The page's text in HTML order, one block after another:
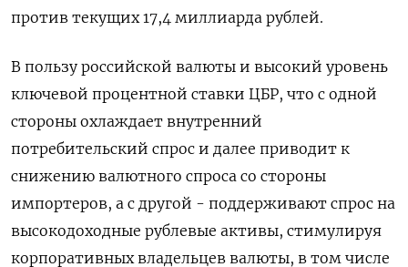
против текущих 17,4 миллиарда рублей.
В пользу российской валюты и высокий уровень
ключевой процентной ставки ‍ЦБР, что с одной
стороны охлаждает внутренний
потребительский спрос и далее приводит к
снижению валютного спроса со стороны
импортеров, а с другой - поддерживают спрос на
высокодоходные рублевые активы, стимулируя
корпоративных владельцев валюты, в том числе